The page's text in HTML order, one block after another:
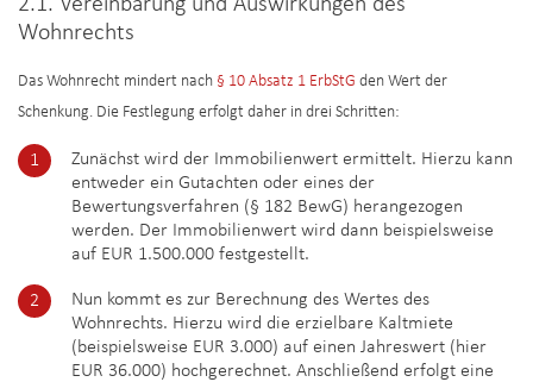
2.1. Vereinbarung und Auswirkungen des
Wohnrechts
Das Wohnrecht mindert nach § 10 Absatz 1 ErbStG den Wert der
Schenkung. Die Festlegung erfolgt daher in drei Schritten:
Zunächst wird der Immobilienwert ermittelt. Hierzu kann
entweder ein Gutachten oder eines der
Bewertungsverfahren (§ 182 BewG) herangezogen
werden. Der Immobilienwert wird dann beispielsweise
auf EUR 1.500.000 festgestellt.
Nun kommt es zur Berechnung des Wertes des
Wohnrechts. Hierzu wird die erzielbare Kaltmiete
(beispielsweise EUR 3.000) auf einen Jahreswert (hier
EUR 36.000) hochgerechnet. Anschließend erfolgt eine